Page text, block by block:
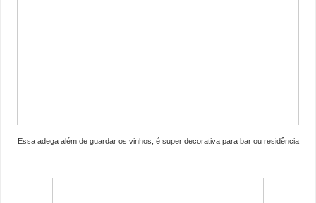
Essa adega além de guardar os vinhos, é super decorativa para bar ou residência